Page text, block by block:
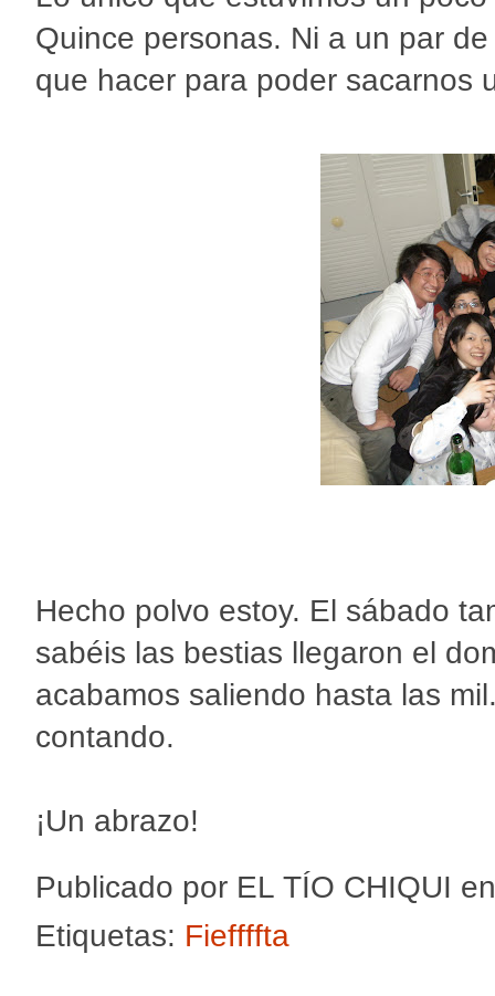
Quince personas. Ni a un par
que hacer para poder sacarnos
Hecho polvo estoy. El sábado
sabéis las bestias llegaron el
acabamos saliendo hasta las
contando.
¡Un abrazo!
Publicado por EL TÍO CHIQUI
Etiquetas: Fieffffta